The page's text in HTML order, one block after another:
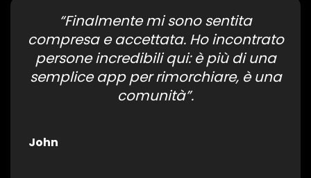
“Finalmente mi sono sentita
compresa e accettata. Ho incontrato
persone incredibili qui: è più di una
semplice app per rimorchiare, è una
comunità”.
John